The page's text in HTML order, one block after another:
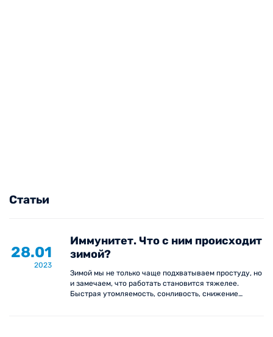
Статьи
28.01
2023
Иммунитет. Что с ним происходит
зимой?
Зимой мы не только чаще подхватываем простуду, но
и замечаем, что работать становится тяжелее.
Быстрая утомляемость, сонливость, снижение